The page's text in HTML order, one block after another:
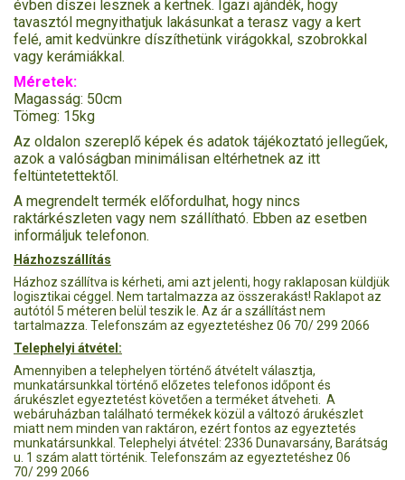
évben díszei lesznek a kertnek. Igazi ajándék, hogy
tavasztól megnyithatjuk lakásunkat a terasz vagy a kert
felé, amit kedvünkre díszíthetünk virágokkal, szobrokkal
vagy kerámiákkal.
Méretek:
Magasság: 50cm
Tömeg: 15kg
Az oldalon szereplő képek és adatok tájékoztató jellegűek,
azok a valóságban minimálisan eltérhetnek az itt
feltüntetettektől.
A megrendelt termék előfordulhat, hogy nincs
raktárkészleten vagy nem szállítható. Ebben az esetben
informáljuk telefonon.
Házhozszállítás
Házhoz szállítva is kérheti, ami azt jelenti, hogy raklaposan küldjük
logisztikai céggel. Nem tartalmazza az összerakást! Raklapot az
autótól 5 méteren belül teszik le. Az ár a szállítást nem
tartalmazza. Telefonszám az egyeztetéshez 06 70/ 299 2066
Telephelyi átvétel:
Amennyiben a telephelyen történő átvételt választja,
munkatársunkkal történő előzetes telefonos időpont és
árukészlet egyeztetést követően a terméket átveheti. A
webáruházban található termékek közül a változó árukészlet
miatt nem minden van raktáron, ezért fontos az egyeztetés
munkatársunkkal. Telephelyi átvétel: 2336 Dunavarsány, Barátság
u. 1 szám alatt történik. Telefonszám az egyeztetéshez 06
70/ 299 2066